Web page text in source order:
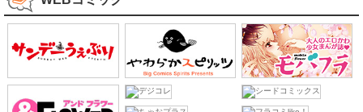
App Store
Google Play
App Store
Google Play
App Store
Google Play